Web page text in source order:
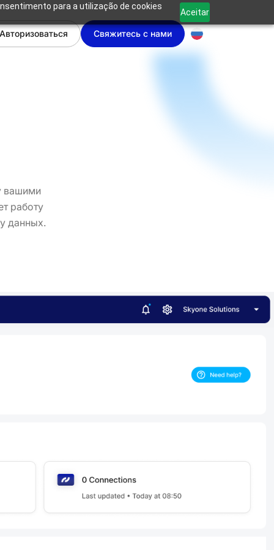
para a utilização de cookies
Aceitar
Авторизоваться Свяжитесь с нами
вашими
работу
данных.